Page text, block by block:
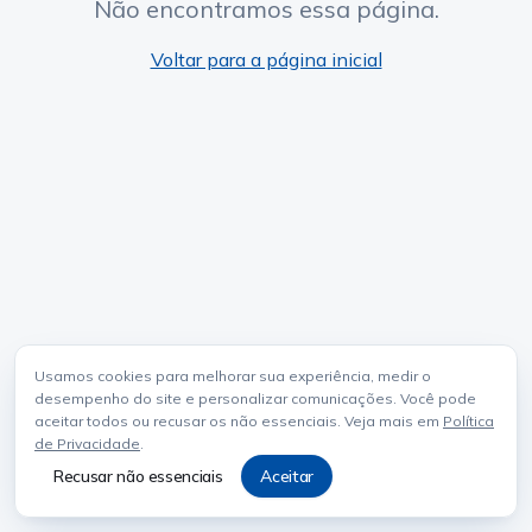
Usamos cookies para melhorar sua experiência, medir o
desempenho do site e personalizar comunicações. Você pode
aceitar todos ou recusar os não essenciais. Veja mais em Política
de Privacidade.
Recusar não essenciais Aceitar
Não encontramos essa página.
Voltar para a página inicial